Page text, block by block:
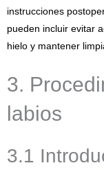
instrucciones
pueden incluir evitar
hielo y mantener
3.
labios
3.1